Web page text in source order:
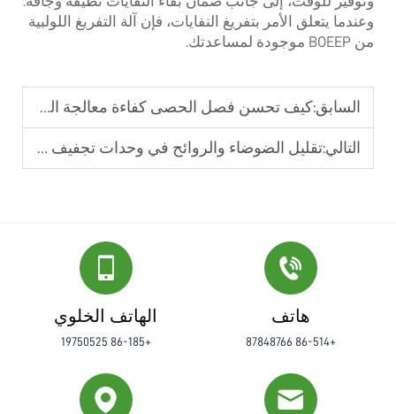
وعندما يتعلق الأمر بتفريغ النفايات، فإن آلة التفريغ اللولبية
من BOEEP موجودة لمساعدتك.
السابق:كيف تحسن فصل الحصى كفاءة معالجة الوحل
التالي:تقليل الضوضاء والروائح في وحدات تجفيف المياه بالبراغي
هاتف
+86-514 87848766
الهاتف الخلوي
+86-185 19750525